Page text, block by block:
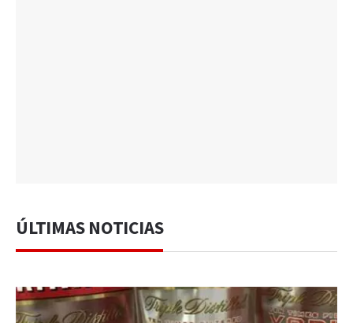
ÚLTIMAS NOTICIAS